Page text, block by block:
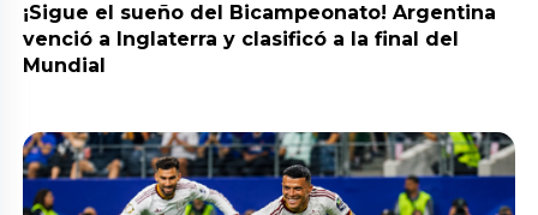
¡Sigue el sueño del Bicampeonato! Argentina
venció a Inglaterra y clasificó a la final del
Mundial